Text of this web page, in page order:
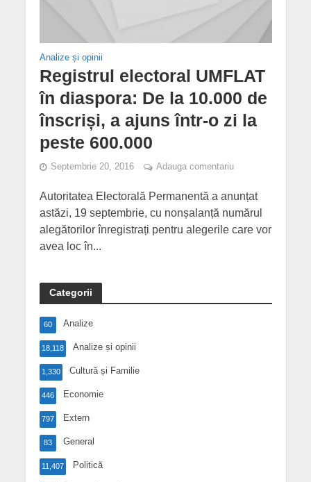
Analize și opinii
Registrul electoral UMFLAT
în diaspora: De la 10.000 de
înscriși, a ajuns într-o zi la
peste 600.000
Septembrie 20, 2016 Adauga comentariu
Autoritatea Electorală Permanentă a anunțat
astăzi, 19 septembrie, cu nonșalanță numărul
alegătorilor înregistrați pentru alegerile care vor
avea loc în...
Categorii
Analize
60
Analize și opinii
18,118
Cultură și Familie
1,330
Economie
446
Extern
797
General
83
Politică
11,407